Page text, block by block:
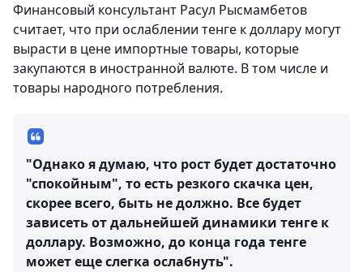
Финансовый консультант Расул Рысмамбетов
считает, что при ослаблении тенге к доллару могут
вырасти в цене импортные товары, которые
закупаются в иностранной валюте. В том числе и
товары народного потребления.
"Однако я думаю, что рост будет достаточно
"спокойным", то есть резкого скачка цен,
скорее всего, быть не должно. Все будет
зависеть от дальнейшей динамики тенге к
доллару. Возможно, до конца года тенге
может еще слегка ослабнуть".